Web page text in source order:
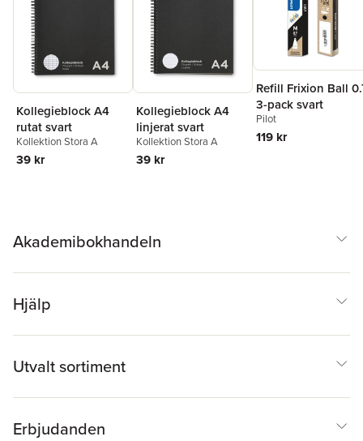
Kollegieblock A4
rutat svart
Kollektion Stora A
39 kr
Kollegieblock A4
linjerat svart
Kollektion Stora A
39 kr
Refill Frixion Ball
3-pack svart
Pilot
119 kr
Akademibokhandeln
Hjälp
Utvalt sortiment
Erbjudanden